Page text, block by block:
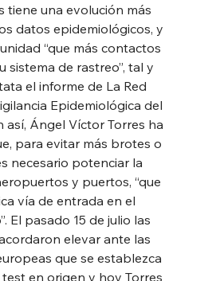
tiene una evolución más
datos epidemiológicos, y
“que más contactos
sistema de rastreo”, tal y
el informe de La Red
Epidemiológica del
así, Ángel Víctor Torres ha
para evitar más brotes o
necesario potenciar la
y puertos, “que
vía de entrada en el
El pasado 15 de julio las
elevar ante las
que se establezca
en origen y hoy Torres